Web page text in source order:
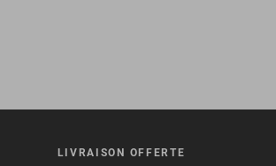
LIVRAISON OFFERTE